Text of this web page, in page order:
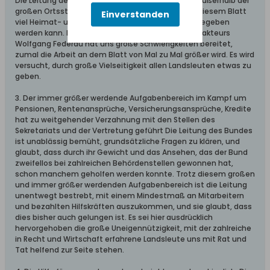
großen Ortsstellen wohnenden Landsleuten mit diesem Blatt
viel Heimat- und Zusammengehörigkeitsgefühl gegeben
werden kann. Der unerwartete Tod des ersten Redakteurs
Wolfgang Federau hat uns große Schwierigkeiten bereitet,
zumal die Arbeit an dem Blatt von Mal zu Mal größer wird. Es wird
versucht, durch große Vielseitigkeit allen Landsleuten etwas zu
geben.
3. Der immer größer werdende Aufgabenbereich im Kampf um
Pensionen, Rentenansprüche, Versicherungsansprüche, Kredite
hat zu weitgehender Verzahnung mit den Stellen des
Sekretariats und der Vertretung geführt Die Leitung des Bundes
ist unablässig bemüht, grundsätzliche Fragen zu klären, und
glaubt, dass durch ihr Gewicht und das Ansehen, das der Bund
zweifellos bei zahlreichen Behördenstellen gewonnen hat,
schon manchem geholfen werden konnte. Trotz diesem großen
und immer größer werdenden Aufgabenbereich ist die Leitung
unentwegt bestrebt, mit einem Mindestmaß an Mitarbeitern
und bezahlten Hilfskräften auszukommen, und sie glaubt, dass
dies bisher auch gelungen ist. Es sei hier ausdrücklich
hervorgehoben die große Uneigennützigkeit, mit der zahlreiche
in Recht und Wirtschaft erfahrene Landsleute uns mit Rat und
Tat helfend zur Seite stehen.
Einverstanden